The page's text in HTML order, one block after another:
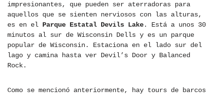
impresionantes, que pueden ser aterradoras para
aquellos que se sienten nerviosos con las alturas,
es en el Parque Estatal Devils Lake. Está a unos 30
minutos al sur de Wisconsin Dells y es un parque
popular de Wisconsin. Estaciona en el lado sur del
lago y camina hasta ver Devil’s Door y Balanced
Rock.
Como se mencionó anteriormente, hay tours de barcos